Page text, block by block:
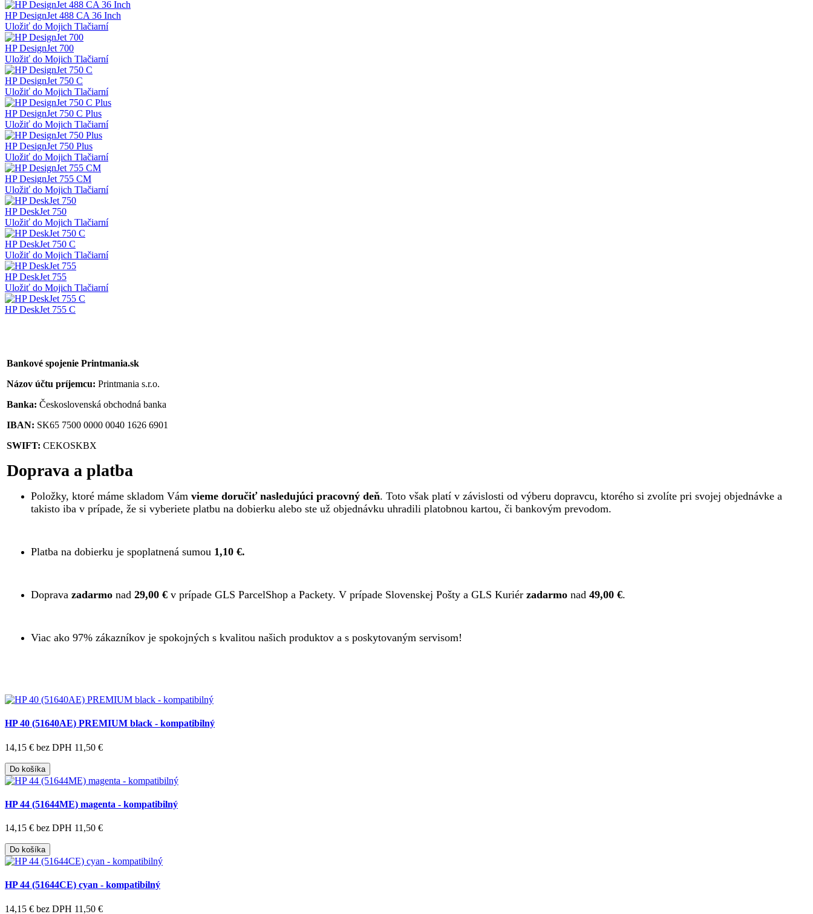
HP DesignJet 488 CA 36 Inch
Uložiť do Mojich Tlačiarní
HP DesignJet 700
Uložiť do Mojich Tlačiarní
HP DesignJet 750 C
Uložiť do Mojich Tlačiarní
HP DesignJet 750 C Plus
Uložiť do Mojich Tlačiarní
HP DesignJet 750 Plus
Uložiť do Mojich Tlačiarní
HP DesignJet 755 CM
Uložiť do Mojich Tlačiarní
HP DeskJet 750
Uložiť do Mojich Tlačiarní
HP DeskJet 750 C
Uložiť do Mojich Tlačiarní
HP DeskJet 755
Uložiť do Mojich Tlačiarní
HP DeskJet 755 C
Bankové spojenie Printmania.sk
Názov účtu príjemcu: Printmania s.r.o.
Banka: Československá obchodná banka
IBAN: SK65 7500 0000 0040 1626 6901
SWIFT: CEKOSKBX
Doprava a platba
Položky, ktoré máme skladom Vám vieme doručiť nasledujúci pracovný deň. Toto však platí v závislosti od výberu dopravcu, ktorého si zvolíte pri svojej objednávke a
takisto iba v prípade, že si vyberiete platbu na dobierku alebo ste už objednávku uhradili platobnou kartou, či bankovým prevodom.
Platba na dobierku je spoplatnená sumou 1,10 €.
Doprava zadarmo nad 29,00 € v prípade GLS ParcelShop a Packety. V prípade Slovenskej Pošty a GLS Kuriér zadarmo nad 49,00 €.
Viac ako 97% zákazníkov je spokojných s kvalitou našich produktov a s poskytovaným servisom!
HP 40 (51640AE) PREMIUM black - kompatibilný
14,15 € bez DPH 11,50 €
Do košíka
HP 44 (51644ME) magenta - kompatibilný
14,15 € bez DPH 11,50 €
Do košíka
HP 44 (51644CE) cyan - kompatibilný
14,15 € bez DPH 11,50 €